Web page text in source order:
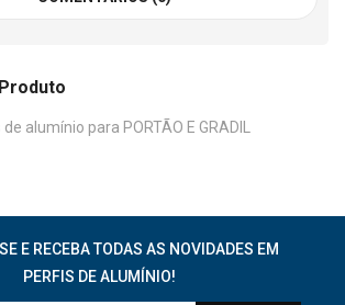
alumínio para PORTÃO E GRADIL
E RECEBA TODAS AS NOVIDADES EM
PERFIS DE ALUMÍNIO!